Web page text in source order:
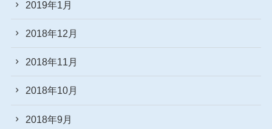
2019年1月
2018年12月
2018年11月
2018年10月
2018年9月